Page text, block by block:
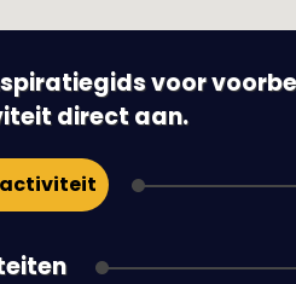
voor
direct aan.